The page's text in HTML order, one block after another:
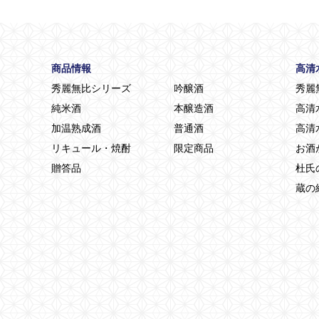
商品情報
秀麗無比シリーズ
吟醸酒
純米酒
本醸造酒
加温熟成酒
普通酒
リキュール・焼酎
限定商品
贈答品
高清
秀麗
高清
高清
お酒
杜氏
蔵の